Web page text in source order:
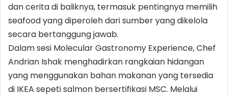
dan cerita di baliknya, termasuk pentingnya memilih
seafood yang diperoleh dari sumber yang dikelola
secara bertanggung jawab.
Dalam sesi Molecular Gastronomy Experience, Chef
Andrian Ishak menghadirkan rangkaian hidangan
yang menggunakan bahan makanan yang tersedia
di IKEA sepeti salmon bersertifikasi MSC. Melalui